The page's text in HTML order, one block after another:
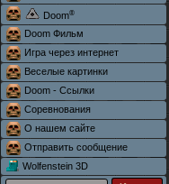
Doom®
Doom Фильм
Игра через интернет
Веселые картинки
Doom - Ссылки
Соревнования
О нашем сайте
Отправить сообщение
Wolfenstein 3D